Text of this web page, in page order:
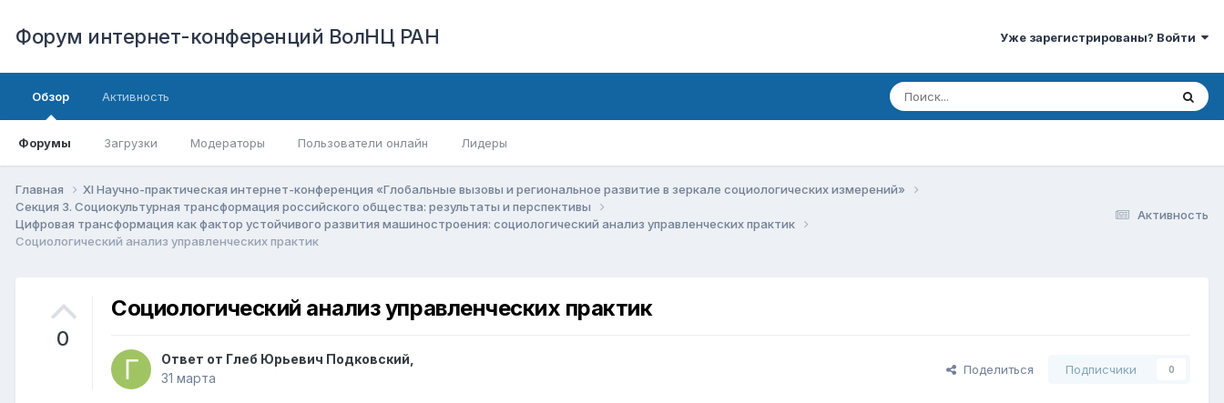
Форум интернет-конференций ВолНЦ РАН Уже зарегистрированы? Войти
Обзор
Форумы Загрузки Модераторы Пользователи онлайн Лидеры
Активность
Активность
Главная
XI Научно-практическая интернет-конференция «Глобальные вызовы и региональное развитие в зеркале социологических измерений»
Секция 3. Социокультурная трансформация российского общества: результаты и перспективы
Цифровая трансформация как фактор устойчивого развития машиностроения: социологический анализ управленческих практик
Социологический анализ управленческих практик
0
Социологический анализ управленческих практик
Ответ от Глеб Юрьевич Подковский
31 марта
Поделиться Подписчики 0